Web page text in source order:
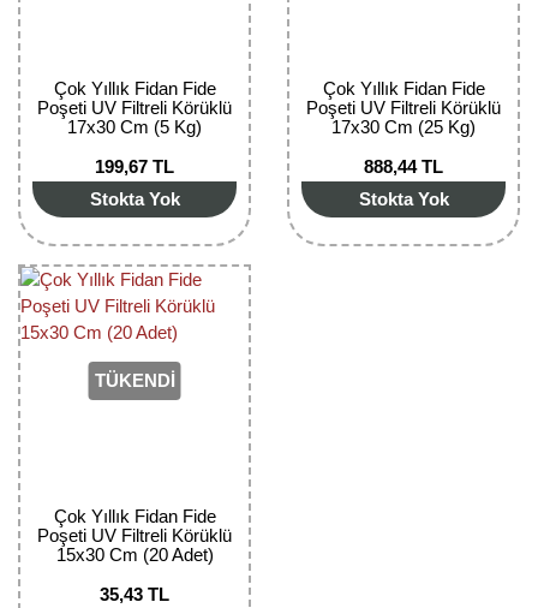
Çok Yıllık Fidan Fide
Poşeti UV Filtreli Körüklü
17x30 Cm (5 Kg)
199,67 TL
Stokta Yok
Çok Yıllık Fidan Fide
Poşeti UV Filtreli Körüklü
17x30 Cm (25 Kg)
888,44 TL
Stokta Yok
TÜKENDİ
Çok Yıllık Fidan Fide
Poşeti UV Filtreli Körüklü
15x30 Cm (20 Adet)
35,43 TL